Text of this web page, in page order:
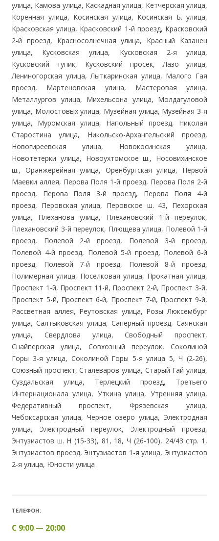
улица, Камова улица, Каскадная улица, Кетчерская улица,
Коренная улица, Косинская улица, Косинская Б. улица,
Красковская улица, Красковский 1-й проезд, Красковский
2-й проезд, Красносолнечная улица, Красный Казанец
улица, Кусковская улица, Кусковская 2-я улица,
Кусковский тупик, Кусковский просек, Лазо улица,
Лениногорская улица, Лыткаринская улица, Малого Гая
проезд, Мартеновская улица, Мастеровая улица,
Металлургов улица, Михельсона улица, Молдагуловой
улица, Молостовых улица, Музейная улица, Музейная 3-я
улица, Муромская улица, Напольный проезд, Николая
Старостина улица, Никольско-Архангельский проезд,
Новогиреевская улица, Новокосинская улица,
Новотетерки улица, Новоухтомское ш., Носовихинское
ш., Оранжерейная улица, Оренбургская улица, Первой
Маевки аллея, Перова Поля 1-й проезд, Перова Поля 2-й
проезд, Перова Поля 3-й проезд, Перова Поля 4-й
проезд, Перовская улица, Перовское ш. 43, Пехорская
улица, Плеханова улица, Плехановский 1-й переулок,
Плехановский 3-й переулок, Плющева улица, Полевой 1-й
проезд, Полевой 2-й проезд, Полевой 3-й проезд,
Полевой 4-й проезд, Полевой 5-й проезд, Полевой 6-й
проезд, Полевой 7-й проезд, Полевой 8-й проезд,
Полимерная улица, Поселковая улица, Прокатная улица,
Проспект 1-й, Проспект 11-й, Проспект 2-й, Проспект 3-й,
Проспект 5-й, Проспект 6-й, Проспект 7-й, Проспект 9-й,
Рассветная аллея, Реутовская улица, Розы Люксембург
улица, Салтыковская улица, Саперный проезд, Саянская
улица, Свердлова улица, Свободный проспект,
Снайперская улица, Совхозный переулок, Соколиной
Горы 3-я улица, Соколиной Горы 5-я улица 5, Ч (2-26),
Союзный проспект, Сталеваров улица, Старый Гай улица,
Суздальская улица, Терлецкий проезд, Третьего
Интернационала улица, Уткина улица, Утренняя улица,
Федеративный проспект, Фрязевская улица,
Чебоксарская улица, Черное озеро улица, Электродная
улица, Электродный переулок, Электродный проезд,
Энтузиастов ш. Н (15-33), 81, 18, Ч (26-100), 24/43 стр. 1,
Энтузиастов проезд, Энтузиастов 1-я улица, Энтузиастов
2-я улица, Юности улица
ТЕЛЕФОН:
С 9:00 — 20:00